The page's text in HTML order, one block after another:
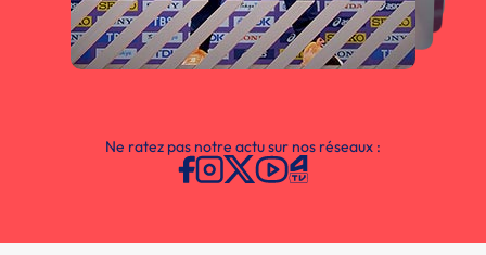
Ne ratez pas notre actu sur nos réseaux :